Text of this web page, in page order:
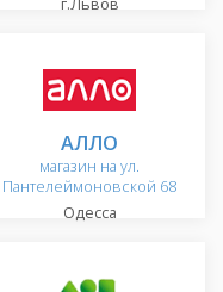
г.Львов
АЛЛО
магазин на ул.
Пантелеймоновской 68
Одесса